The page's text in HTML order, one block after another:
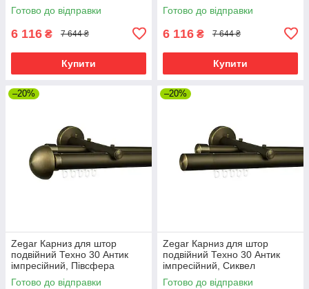
Готово до відправки
6 116 ₴ 7 644 ₴
Купити
Готово до відправки
6 116 ₴ 7 644 ₴
Купити
–20%
Zegar Карниз для штор
подвійний Техно 30 Антик
імпресійний, Півсфера
Готово до відправки
–20%
Zegar Карниз для штор
подвійний Техно 30 Антик
імпресійний, Сиквел
Готово до відправки